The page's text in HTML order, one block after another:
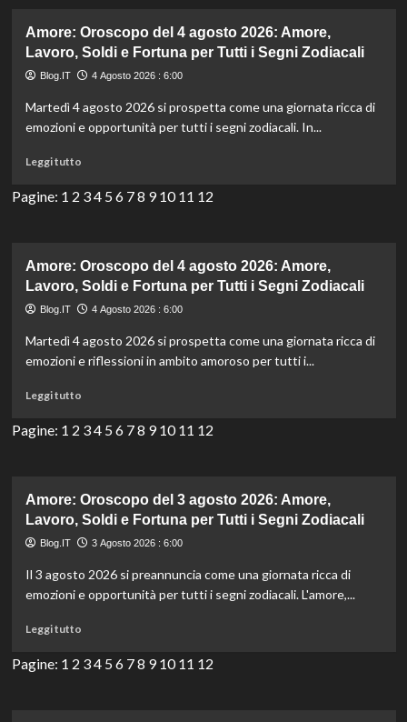
del
5
2026:
Lavoro,
Soldi
Fortuna
Tutti
Amore: Oroscopo del 4 agosto 2026: Amore,
Lavoro, Soldi e Fortuna per Tutti i Segni Zodiacali
Blog.IT 4 Agosto 2026 : 6:00
Martedì 4 agosto 2026 si prospetta come una giornata ricca di
emozioni e opportunità per tutti i segni zodiacali. In...
Leggi tuttoLeggi
più
del
4
2026:
Lavoro,
Soldi
Fortuna
Tutti
Pagine: 1 2 34 5 6 78 9 10 11 12
Amore: Oroscopo del 4 agosto 2026: Amore,
Lavoro, Soldi e Fortuna per Tutti i Segni Zodiacali
Blog.IT 4 Agosto 2026 : 6:00
Martedì 4 agosto 2026 si prospetta come una giornata ricca di
emozioni e riflessioni in ambito amoroso per tutti i...
Leggi tuttoLeggi
più
del
4
2026:
Lavoro,
Soldi
Fortuna
Tutti
Pagine: 1 2 34 5 6 78 9 10 11 12
Amore: Oroscopo del 3 agosto 2026: Amore,
Lavoro, Soldi e Fortuna per Tutti i Segni Zodiacali
Blog.IT 3 Agosto 2026 : 6:00
Il 3 agosto 2026 si preannuncia come una giornata ricca di
emozioni e opportunità per tutti i segni zodiacali. L'amore,...
Leggi tuttoLeggi
più
Pagine: 1 2 34 5 6 78 9 10 11 12